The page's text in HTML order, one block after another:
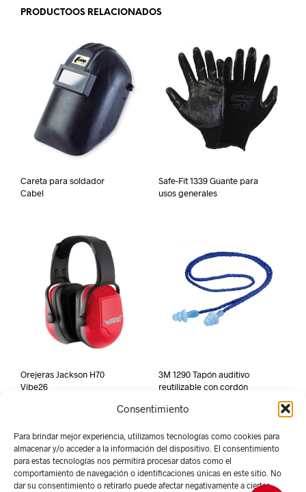
Consentimiento
Para brindar mejor experiencia, utilizamos tecnologías como cookies para
almacenar y/o acceder a la información del dispositivo. El consentimiento
para estas tecnologías nos permitirá procesar datos como el
comportamiento de navegación o identificaciones únicas en este sitio. No
dar su consentimiento o retirarlo puede afectar negativamente a ciertas
PRODUCTOOS RELACIONADOS
Careta para soldador
Cabel
Safe-Fit 1339 Guante para
usos generales
Orejeras Jackson H70
Vibe26
3M 1290 Tapón auditivo
reutilizable con cordón